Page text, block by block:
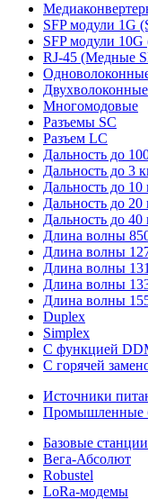
SFP модули 1G
SFP модули 10G
RJ-45 (Медные
Многомодовые
Разъемы SC
Разъем LC
Дальность до
Дальность до 3
Дальность до 10
Дальность до 20
Дальность до 40
Длина волны
Длина волны
Длина волны
Длина волны
Длина волны
Duplex
Simplex
С функцией
С горячей
Источники
Промышленные
Базовые
Вега-Абсолют
Robustel
LoRa-модемы